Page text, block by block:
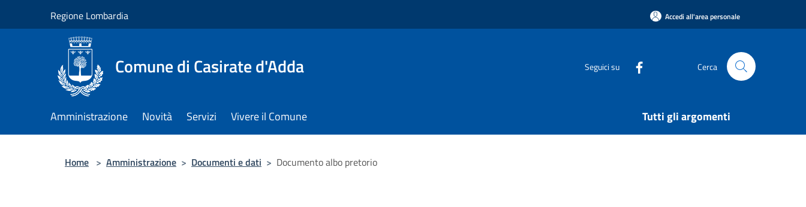
Regione Lombardia Accedi all'area personale
Comune di Casirate d'Adda Seguici su Cerca
Amministrazione Novità Servizi Vivere il Comune Tutti gli argomenti
Home > Amministrazione > Documenti e dati > Documento albo pretorio